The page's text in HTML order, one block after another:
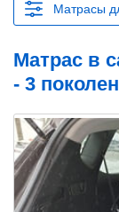
Матрасы
Матрас в
- 3